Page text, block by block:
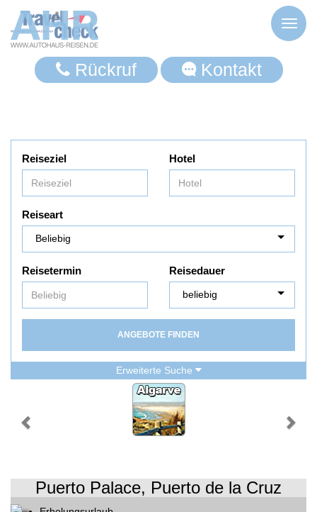
Toggle
Rückruf Kontakt
Reiseziel Hotel
Reiseart
Reisetermin Reisedauer
ANGEBOTE FINDEN
Erweiterte Suche
Puerto Palace, Puerto de la Cruz